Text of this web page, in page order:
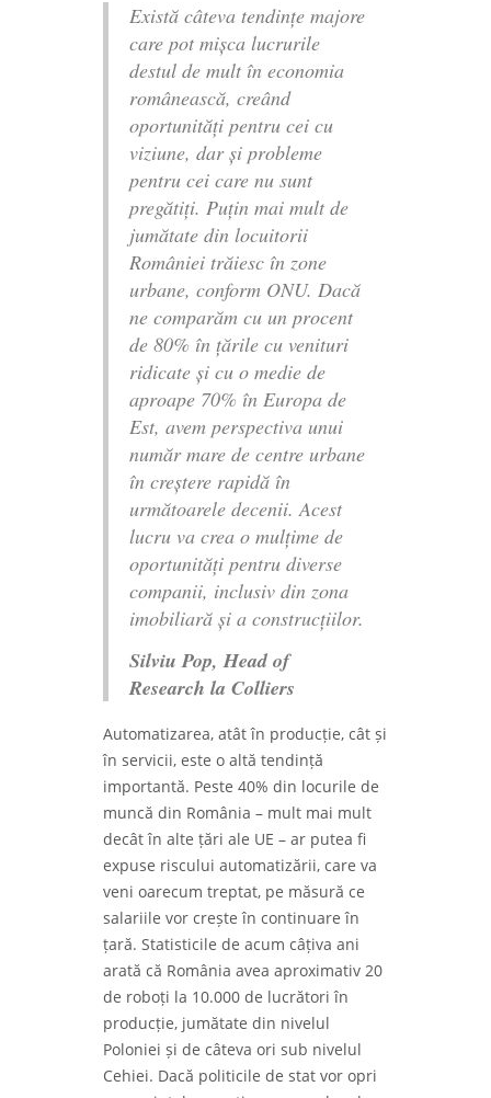
Există câteva tendințe majore
care pot mișca lucrurile
destul de mult în economia
românească, creând
oportunități pentru cei cu
viziune, dar și probleme
pentru cei care nu sunt
pregătiți. Puțin mai mult de
jumătate din locuitorii
României trăiesc în zone
urbane, conform ONU. Dacă
ne comparăm cu un procent
de 80% în țările cu venituri
ridicate și cu o medie de
aproape 70% în Europa de
Est, avem perspectiva unui
număr mare de centre urbane
în creștere rapidă în
următoarele decenii. Acest
lucru va crea o mulțime de
oportunități pentru diverse
companii, inclusiv din zona
imobiliară și a construcțiilor.
Silviu Pop, Head of
Research la Colliers
Automatizarea, atât în ​​producție, cât și
în servicii, este o altă tendință
importantă. Peste 40% din locurile de
muncă din România – mult mai mult
decât în ​​alte țări ale UE – ar putea fi
expuse riscului automatizării, care va
veni oarecum treptat, pe măsură ce
salariile vor crește în continuare în
țară. Statisticile de acum câțiva ani
arată că România avea aproximativ 20
de roboți la 10.000 de lucrători în
producție, jumătate din nivelul
Poloniei și de câteva ori sub nivelul
Cehiei. Dacă politicile de stat vor opri